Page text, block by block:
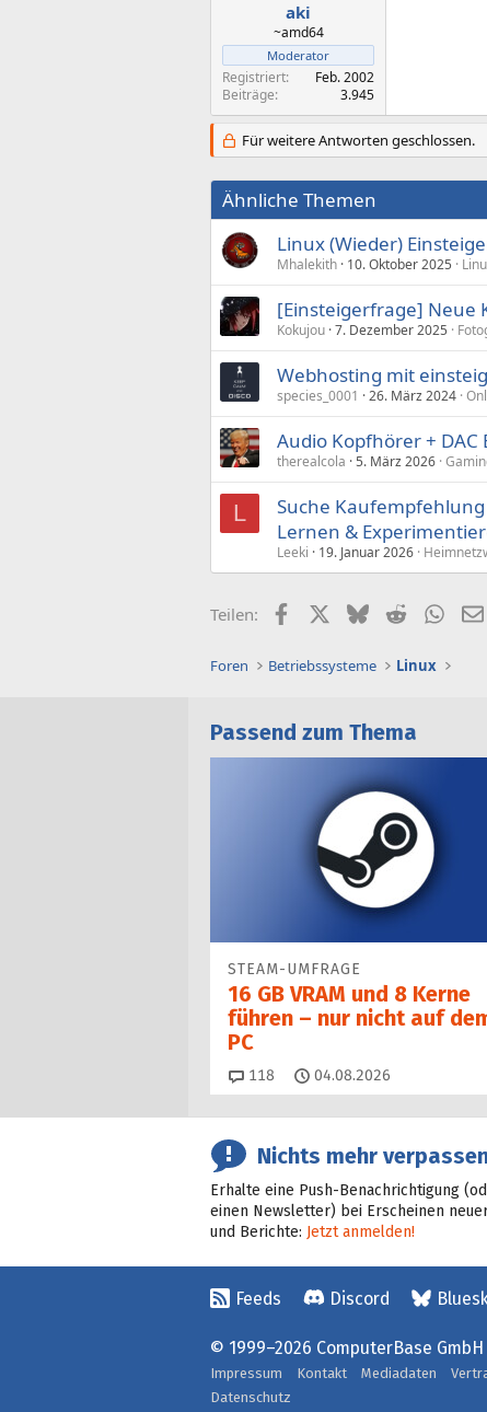
aki
~amd64
Moderator
Registriert
Feb. 2002
Beiträge
3.945
Für weitere Antworten geschlossen.
Ähnliche Themen
Linux (Wieder)
Mhalekith 10. Oktober 2025
[Einsteigerfrage] Neue
Kokujou 7. Dezember 2025
Webhosting mit
species_0001 26. März 2024
Audio Kopfhörer + DAC
therealcola 5. März 2026
L
Suche
Lernen &
Leeki 19. Januar 2026
Teilen: FacebookX (Twitter)
BlueskyReddit
Foren Betriebssysteme Linux
Passend zum Thema
STEAM-UMFRAGE
16 GB VRAM und 8 Kerne
führen – nur nicht auf
PC
118 Kommentare
04.08.2026
Nichts mehr
Erhalte eine Push-Benachrichtigung
einen Newsletter) bei Erscheinen
und Berichte: Jetzt anmelden!
Feeds Discord
© 1999–2026 ComputerBase GmbH
Impressum Kontakt Mediadaten
Datenschutz